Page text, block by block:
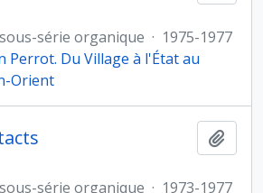
série organique · 1975-1977
Perrot. Du Village à l'État au
Orient
série organique · 1973-1977